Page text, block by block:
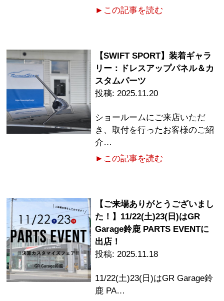
►この記事を読む
【SWIFT SPORT】装着ギャラ
リー：ドレスアップパネル＆カ
スタムパーツ
2025.11.20
ショールームにご来店いただ
き、取付を行ったお客様のご紹
介…
►この記事を読む
【ご来場ありがとうございまし
た！】11/22(土)23(日)はGR
Garage鈴鹿 PARTS EVENTに
出店！
2025.11.18
11/22(土)23(日)はGR Garage鈴
鹿 PA…